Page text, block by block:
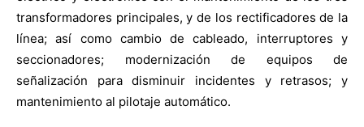
transformadores principales, y de los rectificadores de la
línea; así como cambio de cableado, interruptores y
seccionadores; modernización de equipos de
señalización para disminuir incidentes y retrasos; y
mantenimiento al pilotaje automático.